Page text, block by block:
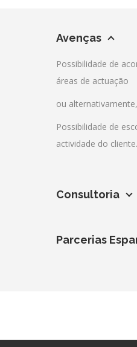
Avenças
Possibilidade de
áreas de actuação
ou alternativamente,
Possibilidade de
actividade do cliente.
Consultoria
Parcerias